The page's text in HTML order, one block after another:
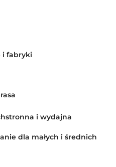
i fabryki
i wydajna
dla małych i średnich